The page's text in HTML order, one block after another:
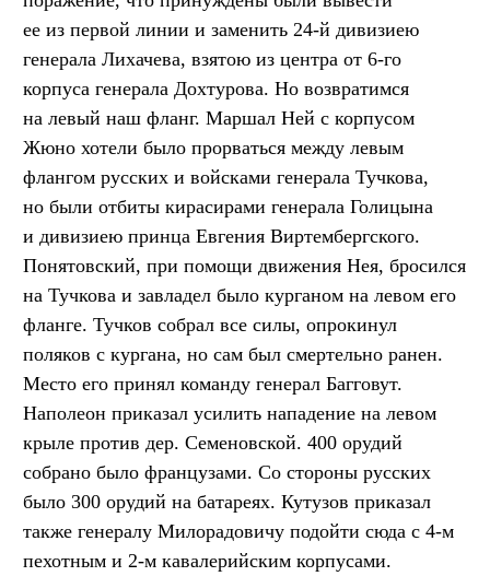
ее из первой линии и заменить 24-й дивизиею
генерала Лихачева, взятою из центра от 6-го
корпуса генерала Дохтурова. Но возвратимся
на левый наш фланг. Маршал Ней с корпусом
Жюно хотели было прорваться между левым
флангом русских и войсками генерала Тучкова,
но были отбиты кирасирами генерала Голицына
и дивизиею принца Евгения Виртембергского.
Понятовский, при помощи движения Нея, бросился
на Тучкова и завладел было курганом на левом его
фланге. Тучков собрал все силы, опрокинул
поляков с кургана, но сам был смертельно ранен.
Место его принял команду генерал Багговут.
Наполеон приказал усилить нападение на левом
крыле против дер. Семеновской. 400 орудий
собрано было французами. Со стороны русских
было 300 орудий на батареях. Кутузов приказал
также генералу Милорадовичу подойти сюда с 4-м
пехотным и 2-м кавалерийским корпусами.